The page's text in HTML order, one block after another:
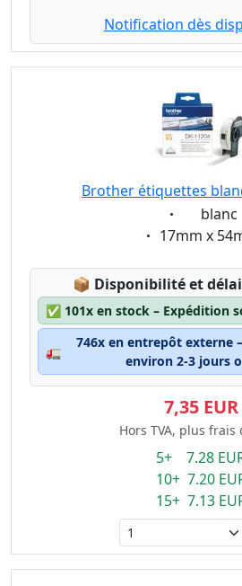
Notification dès
Brother étiquettes
Eigenschaft:
blanc
Eigenschaft:
17mm x
📦 Lagerstatus:
Disponibilité et
✅ 101x en stock – Expédition
🚛
746x en entrepôt externe
environ 2-3 jours
7,35 EUR
Hors TVA, plus frais
5+ 7.28
10+ 7.20
15+ 7.13